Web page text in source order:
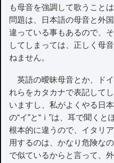
も母音を強調して歌うこと
問題は、日本語の母音と外
違っている事もあるので、
してしまっては、正しく母
ねません。
英語の曖昧母音とか、ド
れらをカタカナで表記して
いますし、私がよくやる日
の“イ”と“ｉ”は、耳で聞く
根本的に違うので、イタリア
用するのは、かなり危険な
で似ているからと言って、